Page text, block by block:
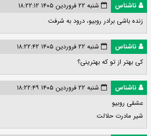
ناشناس
شنبه ۲۲ فروردین ۱۴۰۵ ۱۸:۲۲:۱۲
زنده باشی برادر روبیو، درود به شرفت
ناشناس
شنبه ۲۲ فروردین ۱۴۰۵ ۱۸:۲۲:۴۲
کی بهتر از تو که بهترینی؟
ناشناس
شنبه ۲۲ فروردین ۱۴۰۵ ۱۸:۲۲:۴۹
عشقی روبیو
شیر مادرت حلالت